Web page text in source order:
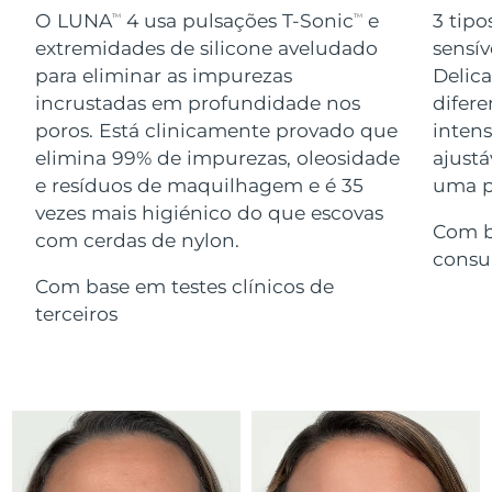
O LUNATM 4 usa pulsações T-SonicTM
e
extremidades de silicone aveludado
para eliminar as impurezas
incrustadas em profundidade nos
poros. Está clinicamente provado que
elimina 99% de impurezas, oleosidade
e resíduos de maquilhagem e é 35
vezes mais higiénico do que escovas
com cerdas de nylon.
Com base em testes clínicos de
terceiros
3
uma
Com
Advanced pore care essentials
For healthy hair
issa™ Teeth Whitening Gel
18% PAP
Cosméticos Homens
Comprar todos
FOREO APP
Israel Entrega prevista 8/12/26
Itália Entrega prevista 8/8/26
Japão Entrega prevista 8/11/26
Jersey
8/10/26
Kuwait
Líbano Entrega prevista
Lituânia Entrega prevista8/8/26